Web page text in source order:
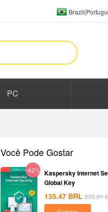
PC
Você Pode Gostar
-42% Kaspersky Internet
Global Key
135.47 BRL 232.91